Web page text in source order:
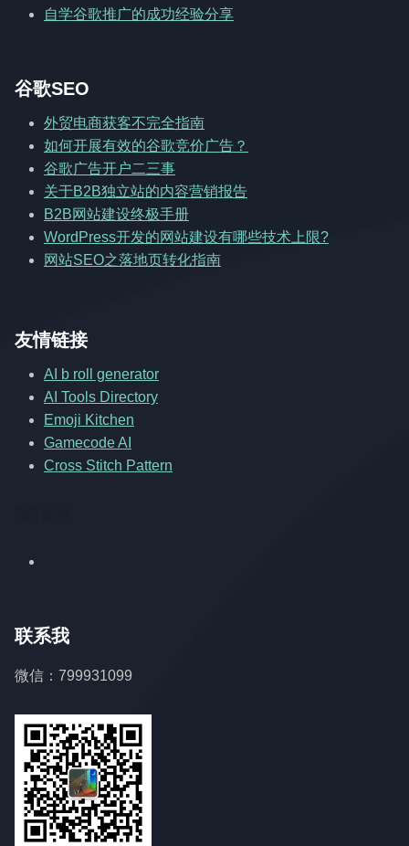
自学谷歌推广的成功经验分享
谷歌SEO
外贸电商获客不完全指南
如何开展有效的谷歌竞价广告？
谷歌广告开户二三事
关于B2B独立站的内容营销报告
B2B网站建设终极手册
WordPress开发的网站建设有哪些技术上限?
网站SEO之落地页转化指南
友情链接
AI b roll generator
AI Tools Directory
Emoji Kitchen
Gamecode AI
Cross Stitch Pattern
联系我
微信：799931099